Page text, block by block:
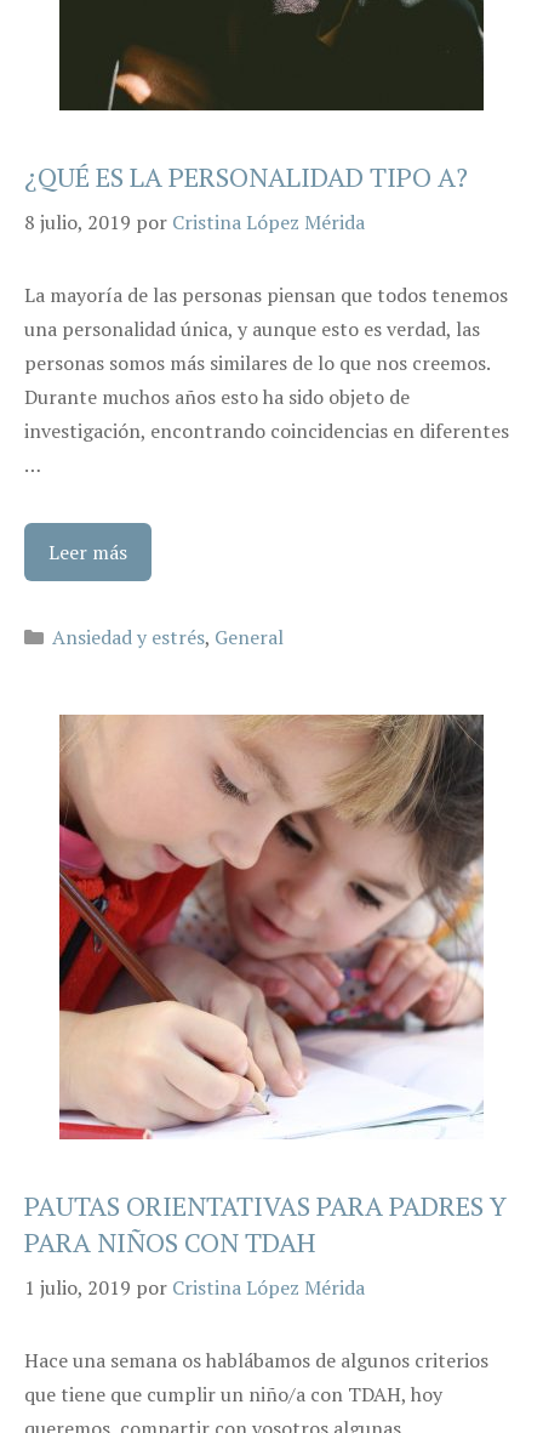
¿QUÉ ES LA PERSONALIDAD TIPO A?
8 julio, 2019 por Cristina López Mérida
La mayoría de las personas piensan que todos tenemos
una personalidad única, y aunque esto es verdad, las
personas somos más similares de lo que nos creemos.
Durante muchos años esto ha sido objeto de
investigación, encontrando coincidencias en diferentes
…
Leer más
Categorías
Ansiedad y estrés, General
PAUTAS ORIENTATIVAS PARA PADRES Y
PARA NIÑOS CON TDAH
1 julio, 2019 por Cristina López Mérida
Hace una semana os hablábamos de algunos criterios
que tiene que cumplir un niño/a con TDAH, hoy